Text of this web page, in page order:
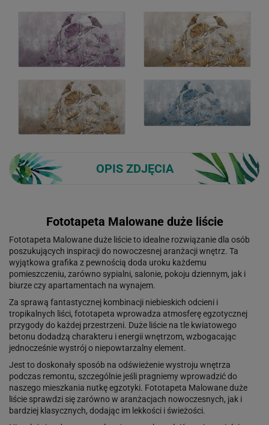
OPIS ZDJĘCIA
Fototapeta Malowane duże liście
Fototapeta Malowane duże liście to idealne rozwiązanie dla osób
poszukujących inspiracji do nowoczesnej aranżacji wnętrz. Ta
wyjątkowa grafika z pewnością doda uroku każdemu
pomieszczeniu, zarówno sypialni, salonie, pokoju dziennym, jak i
biurze czy apartamentach na wynajem.
Za sprawą fantastycznej kombinacji niebieskich odcieni i
tropikalnych liści, fototapeta wprowadza atmosferę egzotycznej
przygody do każdej przestrzeni. Duże liście na tle kwiatowego
betonu dodadzą charakteru i energii wnętrzom, wzbogacając
jednocześnie wystrój o niepowtarzalny element.
Jest to doskonały sposób na odświeżenie wystroju wnętrza
podczas remontu, szczególnie jeśli pragniemy wprowadzić do
naszego mieszkania nutkę egzotyki. Fototapeta Malowane duże
liście sprawdzi się zarówno w aranżacjach nowoczesnych, jak i
bardziej klasycznych, dodając im lekkości i świeżości.